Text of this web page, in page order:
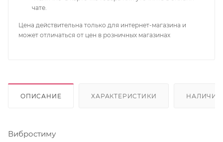
чате.
Цена действительна только для интернет-магазина и
может отличаться от цен в розничных магазинах
ОПИСАНИЕ ХАРАКТЕРИСТИКИ НАЛИЧИЕ
Вибростиму